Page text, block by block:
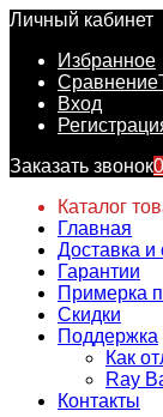
Личный кабинет
Избранное
Сравнение
Вход
Заказать звонок0
Каталог
Главная
Доставка и
Гарантии
Примерка
Скидки
Поддержка
Как
Ray
Контакты